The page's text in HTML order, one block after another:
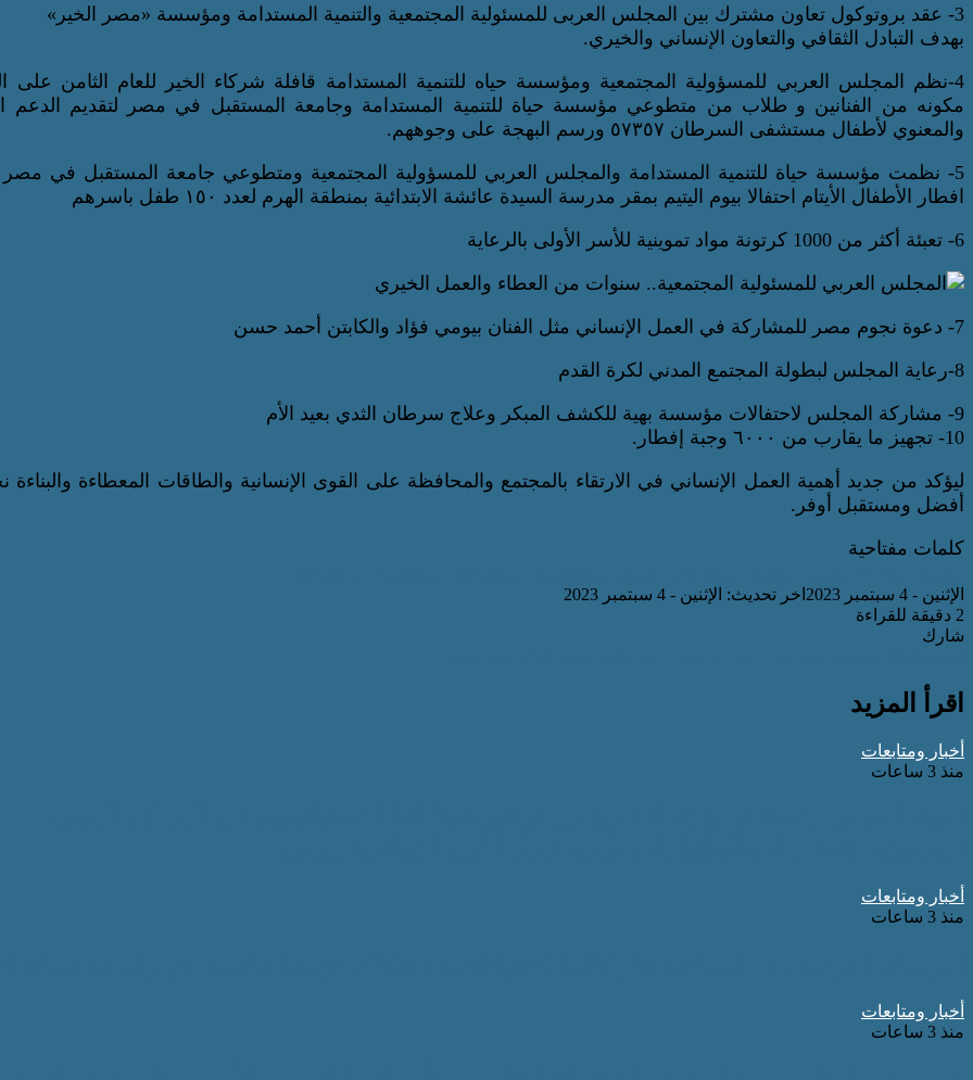
3- عقد بروتوكول تعاون مشترك بين المجلس العربى للمسئولية المجتمعية والتنمية المستدامة ومؤسسة «مصر الخير»
بهدف التبادل الثقافي والتعاون الإنساني والخيري.
4-نظم المجلس العربي للمسؤولية المجتمعية ومؤسسة حياه للتنمية المستدامة قافلة شركاء الخير للعام الثامن على
مكونه من الفنانين و طلاب من متطوعي مؤسسة حياة للتنمية المستدامة وجامعة المستقبل في مصر لتقديم الدعم
والمعنوي لأطفال مستشفى السرطان ٥٧٣٥٧ ورسم البهجة على وجوههم.
5- نظمت مؤسسة حياة للتنمية المستدامة والمجلس العربي للمسؤولية المجتمعية ومتطوعي جامعة المستقبل في مصر
افطار الأطفال الأيتام احتفالا بيوم اليتيم بمقر مدرسة السيدة عائشة الابتدائية بمنطقة الهرم لعدد ١٥٠ طفل باسرهم
6- تعبئة أكثر من 1000 كرتونة مواد تموينية للأسر الأولى بالرعاية
7- دعوة نجوم مصر للمشاركة في العمل الإنساني مثل الفنان بيومي فؤاد والكابتن أحمد حسن
8-رعاية المجلس لبطولة المجتمع المدني لكرة القدم
9- مشاركة المجلس لاحتفالات مؤسسة بهية للكشف المبكر وعلاج سرطان الثدي بعيد الأم
10- تجهيز ما يقارب من ٦٠٠٠ وجبة إفطار.
ليؤكد من جديد أهمية العمل الإنساني في الارتقاء بالمجتمع والمحافظة على القوى الإنسانية والطاقات المعطاءة والبناءة
أفضل ومستقبل أوفر.
كلمات مفتاحية
الإثنين - 4 سبتمبر 2023
اخر تحديث: الإثنين - 4 سبتمبر 2023
2 دقيقة للقراءة
شارك
اقرأ المزيد
أخبار ومتابعات
منذ 3 ساعات
أخبار ومتابعات
منذ 3 ساعات
أخبار ومتابعات
منذ 3 ساعات